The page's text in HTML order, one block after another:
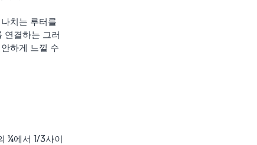
치는 루터를
연결하는 그러
하게 느낄 수
¼에서 1/3사이